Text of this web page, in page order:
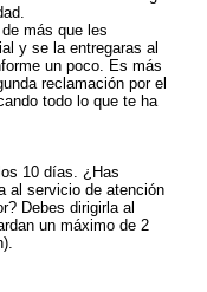
más que les
y se la entregaras al
un poco. Es más
reclamación por el
todo lo que te ha
10 días. ¿Has
al servicio de atención
Debes dirigirla al
un máximo de 2